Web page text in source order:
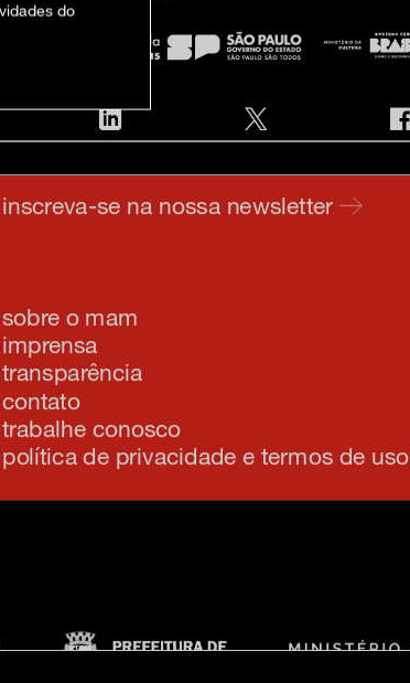
inscreva-se na nossa newsletter
sobre o mam
imprensa
transparência
contato
trabalhe conosco
política de privacidade e termos de uso
do